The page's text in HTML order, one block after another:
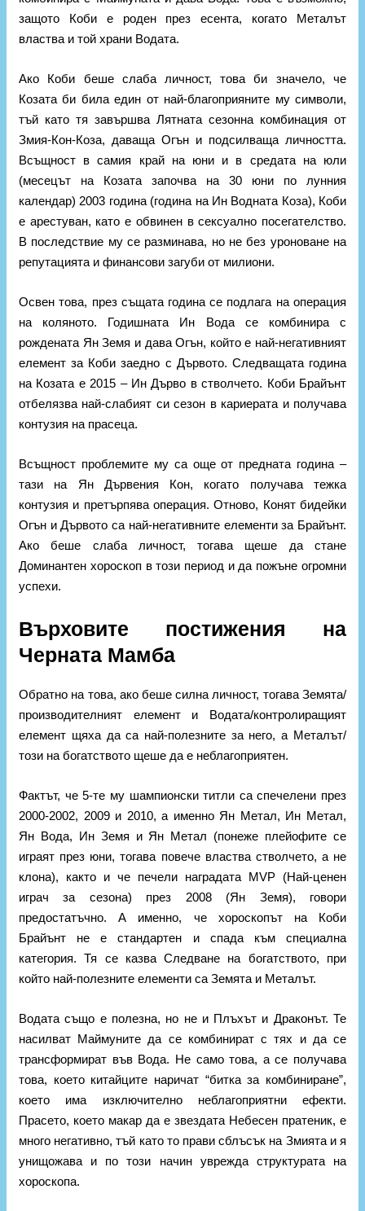
защото Коби е роден през есента, когато Металът
властва и той храни Водата.
Ако Коби беше слаба личност, това би значело, че
Козата би била един от най-благоприяните му символи,
тъй като тя завършва Лятната сезонна комбинация от
Змия-Кон-Коза, даваща Огън и подсилваща личността.
Всъщност в самия край на юни и в средата на юли
(месецът на Козата започва на 30 юни по лунния
календар) 2003 година (година на Ин Водната Коза), Коби
е арестуван, като е обвинен в сексуално посегателство.
В последствие му се разминава, но не без уроноване на
репутацията и финансови загуби от милиони.
Освен това, през същата година се подлага на операция
на коляното. Годишната Ин Вода се комбинира с
рождената Ян Земя и дава Огън, който е най-негативният
елемент за Коби заедно с Дървото. Следващата година
на Козата е 2015 – Ин Дърво в стволчето. Коби Брайънт
отбелязва най-слабият си сезон в кариерата и получава
контузия на прасеца.
Всъщност проблемите му са още от предната година –
тази на Ян Дървения Кон, когато получава тежка
контузия и претърпява операция. Отново, Конят бидейки
Огън и Дървото са най-негативните елементи за Брайънт.
Ако беше слаба личност, тогава щеше да стане
Доминантен хороскоп в този период и да пожъне огромни
успехи.
Върховите постижения на
Черната Мамба
Обратно на това, ако беше силна личност, тогава Земята/
производителният елемент и Водата/контролиращият
елемент щяха да са най-полезните за него, а Металът/
този на богатството щеше да е неблагоприятен.
Фактът, че 5-те му шампионски титли са спечелени през
2000-2002, 2009 и 2010, а именно Ян Метал, Ин Метал,
Ян Вода, Ин Земя и Ян Метал (понеже плейофите се
играят през юни, тогава повече властва стволчето, а не
клона), както и че печели наградата MVP (Най-ценен
играч за сезона) през 2008 (Ян Земя), говори
предостатъчно. А именно, че хороскопът на Коби
Брайънт не е стандартен и спада към специална
категория. Тя се казва Следване на богатството, при
който най-полезните елементи са Земята и Металът.
Водата също е полезна, но не и Плъхът и Драконът. Те
насилват Маймуните да се комбинират с тях и да се
трансформират във Вода. Не само това, а се получава
това, което китайците наричат “битка за комбиниране”,
което има изключително неблагоприятни ефекти.
Прасето, което макар да е звездата Небесен пратеник, е
много негативно, тъй като то прави сблъсък на Змията и я
унищожава и по този начин уврежда структурата на
хороскопа.